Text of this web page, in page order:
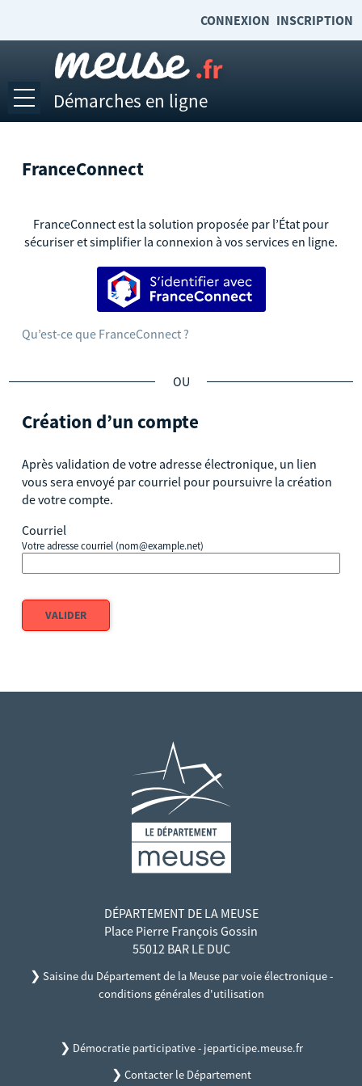
Démarches en ligne
CONNEXION INSCRIPTION
Ouvrir le menu
Emplois et stages
Mes documents
Accéder à meuse.fr
FranceConnect
FranceConnect est la solution proposée par l’État pour
sécuriser et simplifier la connexion à vos services en ligne.
S’identifier avec FranceConnect
Qu’est-ce que FranceConnect ?
Création d’un compte
Après validation de votre adresse électronique, un lien
vous sera envoyé par courriel pour poursuivre la création
de votre compte.
Courriel
Votre adresse courriel (nom@example.net)
VALIDER
DÉPARTEMENT DE LA MEUSE
Place Pierre François Gossin
55012 BAR LE DUC
❯ Saisine du Département de la Meuse par voie électronique -
conditions générales d'utilisation
❯ Démocratie participative - jeparticipe.meuse.fr
❯ Contacter le Département